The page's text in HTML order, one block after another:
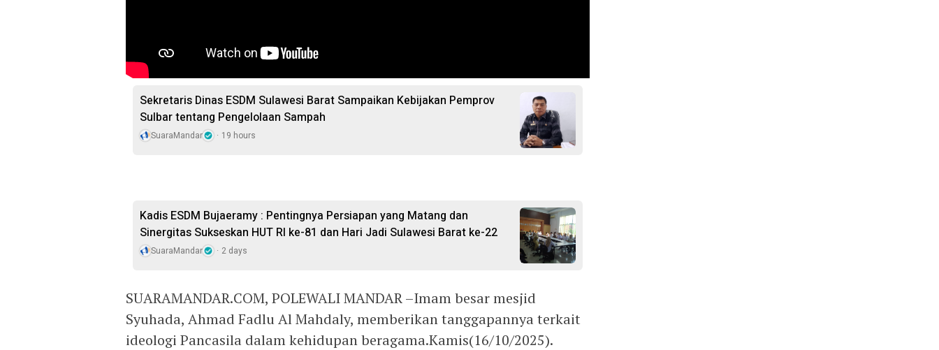
Sekretaris Dinas ESDM Sulawesi Barat Sampaikan Kebijakan Pemprov
Sulbar tentang Pengelolaan Sampah
SuaraMandar 19 hours
Kadis ESDM Bujaeramy : Pentingnya Persiapan yang Matang dan
Sinergitas Sukseskan HUT RI ke-81 dan Hari Jadi Sulawesi Barat ke-22
SuaraMandar 2 days
SUARAMANDAR.COM, POLEWALI MANDAR –Imam besar mesjid
Syuhada, Ahmad Fadlu Al Mahdaly, memberikan tanggapannya terkait
ideologi Pancasila dalam kehidupan beragama.Kamis(16/10/2025).